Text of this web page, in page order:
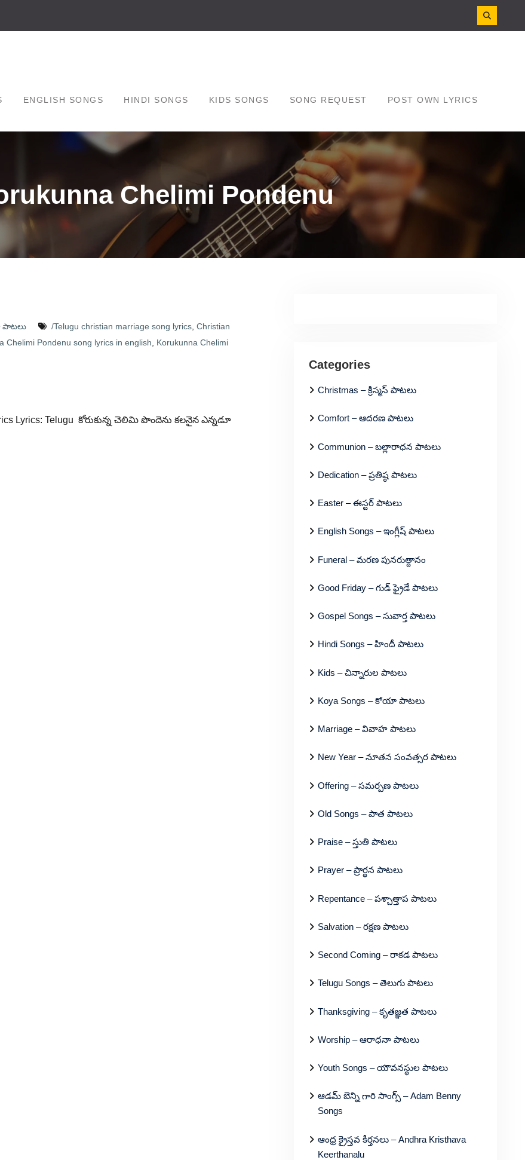
ENGLISH SONGS HINDI SONGS KIDS SONGS SONG REQUEST POST OWN LYRICS
Chelimi Pondenu
పాటలు /Telugu christian marriage song lyrics Christian
Chelimi Pondenu song lyrics in english
Korukunna Chelimi
Lyrics: Telugu కోరుకున్న చెలిమి పొందెను కలనైన ఎన్నడూ
Categories
Christmas – క్రిస్మస్ పాటలు
Comfort – ఆదరణ పాటలు
Communion – బల్లారాధన పాటలు
Dedication – ప్రతిష్ఠ పాటలు
Easter – ఈస్టర్ పాటలు
English Songs – ఇంగ్లీష్ పాటలు
Funeral – మరణ పునరుత్దానం
Good Friday – గుడ్ ఫ్రైడే పాటలు
Gospel Songs – సువార్త పాటలు
Hindi Songs – హిందీ పాటలు
Kids – చిన్నారుల పాటలు
Koya Songs – కోయా పాటలు
Marriage – వివాహ పాటలు
New Year – నూతన సంవత్సర పాటలు
Offering – సమర్పణ పాటలు
Old Songs – పాత పాటలు
Praise – స్తుతి పాటలు
Prayer – ప్రార్థన పాటలు
Repentance – పశ్చాత్తాప పాటలు
Salvation – రక్షణ పాటలు
Second Coming – రాకడ పాటలు
Telugu Songs – తెలుగు పాటలు
Thanksgiving – కృతజ్ఞత పాటలు
Worship – ఆరాధనా పాటలు
Youth Songs – యౌవనస్థుల పాటలు
ఆడమ్ బెన్ని గారి సాంగ్స్ – Adam Benny
Songs
ఆంధ్ర క్రైస్తవ కీర్తనలు – Andhra Kristhava
Keerthanalu